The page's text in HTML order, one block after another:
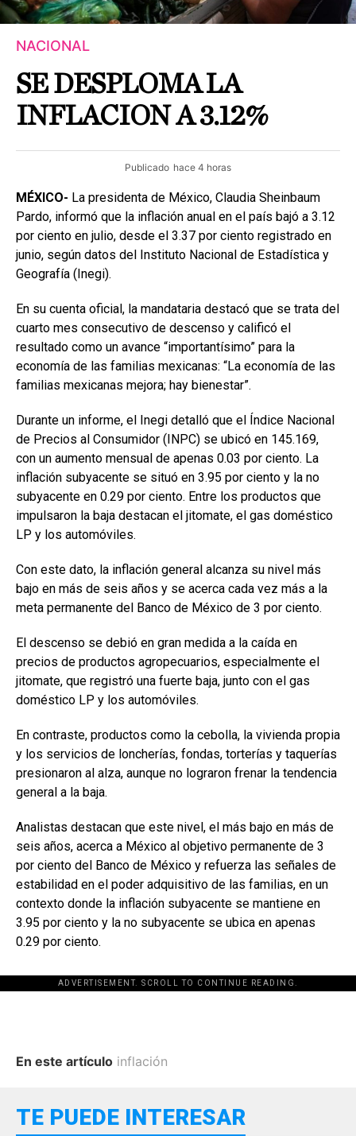
NACIONAL
SE DESPLOMA LA
INFLACION A 3.12%
Publicado hace 4 horas
MÉXICO- La presidenta de México, Claudia Sheinbaum
Pardo, informó que la inflación anual en el país bajó a 3.12
por ciento en julio, desde el 3.37 por ciento registrado en
junio, según datos del Instituto Nacional de Estadística y
Geografía (Inegi).
En su cuenta oficial, la mandataria destacó que se trata del
cuarto mes consecutivo de descenso y calificó el
resultado como un avance “importantísimo” para la
economía de las familias mexicanas: “La economía de las
familias mexicanas mejora; hay bienestar”.
Durante un informe, el Inegi detalló que el Índice Nacional
de Precios al Consumidor (INPC) se ubicó en 145.169,
con un aumento mensual de apenas 0.03 por ciento. La
inflación subyacente se situó en 3.95 por ciento y la no
subyacente en 0.29 por ciento. Entre los productos que
impulsaron la baja destacan el jitomate, el gas doméstico
LP y los automóviles.
Con este dato, la inflación general alcanza su nivel más
bajo en más de seis años y se acerca cada vez más a la
meta permanente del Banco de México de 3 por ciento.
El descenso se debió en gran medida a la caída en
precios de productos agropecuarios, especialmente el
jitomate, que registró una fuerte baja, junto con el gas
doméstico LP y los automóviles.
En contraste, productos como la cebolla, la vivienda propia
y los servicios de loncherías, fondas, torterías y taquerías
presionaron al alza, aunque no lograron frenar la tendencia
general a la baja.
Analistas destacan que este nivel, el más bajo en más de
seis años, acerca a México al objetivo permanente de 3
por ciento del Banco de México y refuerza las señales de
estabilidad en el poder adquisitivo de las familias, en un
contexto donde la inflación subyacente se mantiene en
3.95 por ciento y la no subyacente se ubica en apenas
0.29 por ciento.
ADVERTISEMENT. SCROLL TO CONTINUE READING.
En este artículo inflación
TE PUEDE INTERESAR